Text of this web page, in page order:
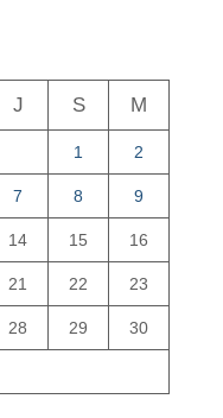
J S M
1 2
7 8 9
14 15 16
21 22 23
28 29 30